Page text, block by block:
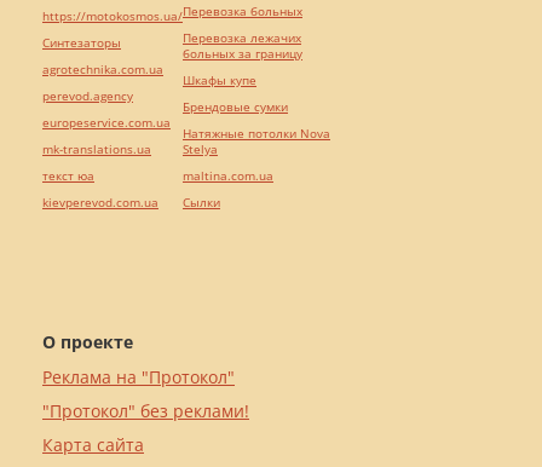
О проекте
Реклама на "Протокол"
"Протокол" без реклами!
Карта сайта
https://motokosmos.ua/
Синтезаторы
agrotechnika.com.ua
perevod.agency
europeservice.com.ua
mk-translations.ua
текст юа
kievperevod.com.ua
Перевозка больных
Перевозка лежачих
больных за границу
Шкафы купе
Брендовые сумки
Натяжные потолки Nova
Stelya
maltina.com.ua
Cылки